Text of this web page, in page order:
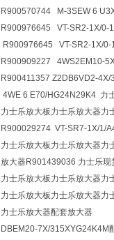
R900570744 M-3SEW 6
R900976645 VT-SR2-1X/0-
R900976645 VT-SR2-1X/
R900909227 4WS2EM10-
R900411357 Z2DB6VD2-4X/
4WE 6 E70/HG24N29K4 力
力士乐放大板力士乐放大器力
R900029274 VT-SR7-1X/1/
力士乐放大板力士乐放大器
放大器R901439036 力士乐现
力士乐放大板力士乐放大器力
力士乐放大板力士乐放大器力
力士乐放大器配套放大器
DBEM20-7X/315XYG24K4M